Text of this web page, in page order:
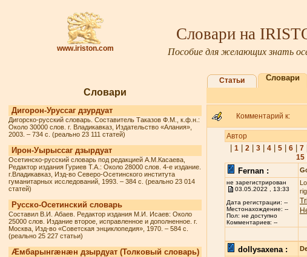
www.iriston.com
Словари на
Пособие для желающих знать
Словари
Дигорон-Уруссаг дзурдуат
Дигорско-русский словарь. Составитель Таказов Ф.М., к.ф.н.:
Около 30000 слов. г. Владикавказ, Издательство «Алания»,
2003. – 734 с. (реально 23 111 статей)
Ирон-Уырыссаг дзырдуат
Осетинско-русский словарь под редакцией А.М.Касаева,
Редактор издания Гуриев Т.А.: Около 28000 слов. 4-е издание.
г.Владикавказ, Изд-во Северо-Осетинского института
гуманитарных исследований, 1993. – 384 с. (реально 23 014
статей)
Русско-Осетинский словарь
Составил В.И. Абаев. Редактор издания М.И. Исаев: Около
25000 слов. Издание второе, исправленное и дополненное. г.
Москва, Изд-во «Советская энциклопедия», 1970. – 584 с.
(реально 25 227 статьи)
Æмбарынгæнæн дзырдуат (Толковый словарь)
Статьи Словари
Комментарий к:
Автор
1| 2| 3| 4| 5| 6| 7|
15|
Fernan :
не зарегистрирован
03.05.2022 , 13:33
Дата регистрации: --
Местонахождение: --
Пол: не доступно
Комментариев: --
dollysaxena :